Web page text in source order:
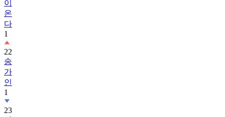
다
1
22
송
가
인
1
23
아
이